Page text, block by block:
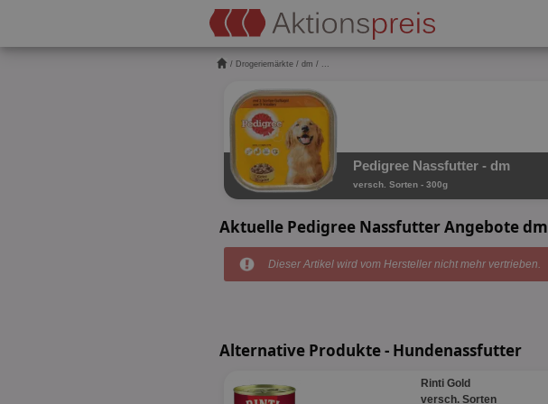
/ Drogeriemärkte / dm / ...
Pedigree Nassfutter - dm
versch. Sorten - 300g
Aktuelle Pedigree Nassfutter Angebote dm
Dieser Artikel wird vom Hersteller nicht mehr vertrieben.
Alternative Produkte - Hundenassfutter
Rinti Gold
versch. Sorten